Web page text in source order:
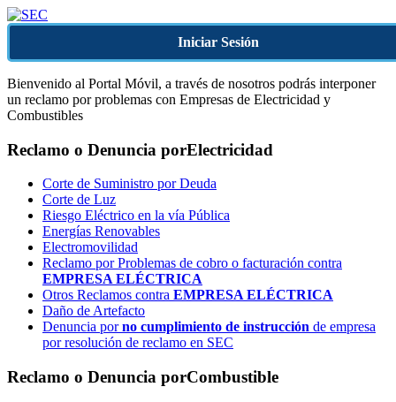
Iniciar Sesión
Bienvenido al Portal Móvil, a través de nosotros podrás interponer
un reclamo por problemas con Empresas de Electricidad y
Combustibles
Reclamo o Denuncia porElectricidad
Corte de Suministro por Deuda
Corte de Luz
Riesgo Eléctrico en la vía Pública
Energías Renovables
Electromovilidad
Reclamo por Problemas de cobro o facturación contra
EMPRESA ELÉCTRICA
Otros Reclamos contra EMPRESA ELÉCTRICA
Daño de Artefacto
Denuncia porno cumplimiento de instrucción de empresa
por resolución de reclamo en SEC
Reclamo o Denuncia porCombustible